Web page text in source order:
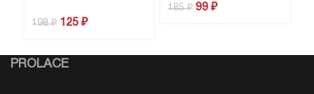
198₽ 125 ₽
185₽ 99 ₽
PROLACE